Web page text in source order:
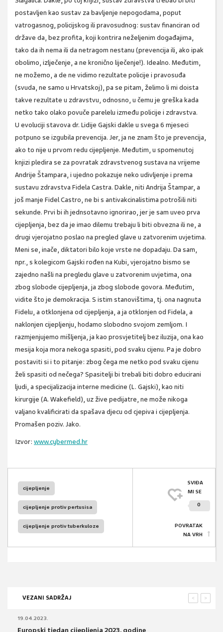
postavljen kao sustav za bavljenje nepogodama, poput
vatrogasnog, policijskog ili pravosudnog: sustav financiran od
države da, bez profita, koji kontrira neželjenim događajima,
tako da ih nema ili da netragom nestanu (prevencija ili, ako ipak
obolimo, izlječenje, a ne kronično liječenje!). Idealno. Međutim,
ne možemo, a de ne vidimo rezultate policije i pravosuđa
(svuda, ne samo u Hrvatskoj), pa se pitam, želimo li mi doista
takve rezultate u zdravstvu, odnosno, u čemu je greška kada
netko tako olako povuče parelelu između policije i zdravstva.
U evoluciji stavova dr. Lidije Gajski dakle u svega 6 mjeseci
potpuno se izgubila prevencija. Jer, ja ne znam što je prevencija,
ako to nije u prvom redu cijepljenje. Međutim, u spomenutoj
knjizi pledira se za povratak zdravstvenog sustava na vrijeme
Andrije Štampara, i ujedno pokazuje neko udivljenje i prema
sustavu zdravstva Fidela Castra. Dakle, niti Andrija Štampar, a
još manje Fidel Castro, ne bi s antivakcinalistima potrošili niti
sekunde. Prvi bi ih jednsotavno ignorirao, jer je sam uveo prva
cijepljenja, bez da je imao dilemu trebaju li biti obvezna ili ne, a
drugi vjerojatno poslao na pregled glave u zatvorenim uvjetima.
Meni se, inače, diktatori bilo koje vrste ne dopadaju. Da sam,
npr., s kolegicom Gajski rođen na Kubi, vjerojatno bismo se
zajedno našli na pregledu glave u zatvorenim uvjetima, ona
zbog slobode cijepljenja, ja zbog slobode govora. Međutim,
vidite što je demokracija. S istim stanovištima, tj. ona nagnuta
Fidelu, a otklonjena od cijepljenja, a ja otklonjen od Fidela, a
naklonjen cijepljenju, hodamo slobodno svojom zemljom. I
razmjenjujemo mišljenja, ja kao prosvjetitelj bez iluzija, ona kao
mesija koja mora nekoga spasiti, pod svaku cijenu. Pa je dobro
postaviti si i to pitanje: zbog čega me netko pod svaku cijenu
želi spasiti od nečega? Spasitelji bi trebali biti dobro educirani
ljudi, a specijalizacija interne medicine (L. Gajski), kao niti
kirurgije (A. Wakefield), uz žive pedijatre, ne može nikoga
valjano kvalificirati da spašava djecu od cjepiva i cijepljenja.
Promašen poziv. Jako.
Izvor: www.cybermed.hr
cijepljenje
cijepljenje protiv pertusisa
cijepljenje protiv tuberkuloze
SVIĐA
MI SE
0
POVRATAK
NA VRH
VEZANI SADRŽAJ >
<
19.04.2023.